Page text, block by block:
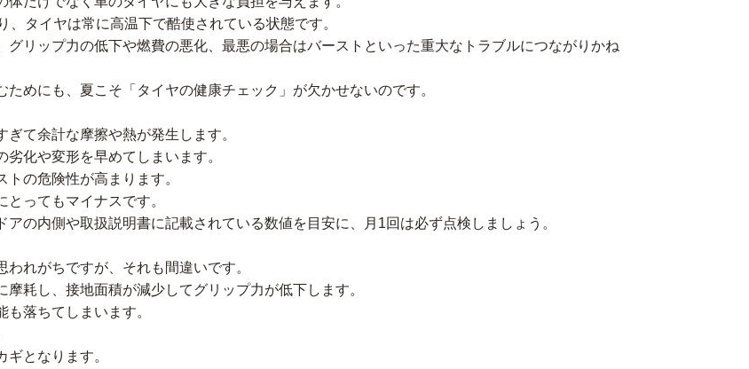
タイヤは常に高温下で酷使されている状態です。
リップ力の低下や燃費の悪化、最悪の場合はバーストといった重大なトラブルにつながりかね
めにも、夏こそ「タイヤの健康チェック」が欠かせないのです。
て余計な摩擦や熱が発生します。
化や変形を早めてしまいます。
の危険性が高まります。
ってもマイナスです。
の内側や取扱説明書に記載されている数値を目安に、月1回は必ず点検しましょう。
れがちですが、それも間違いです。
耗し、接地面積が減少してグリップ力が低下します。
落ちてしまいます。
となります。